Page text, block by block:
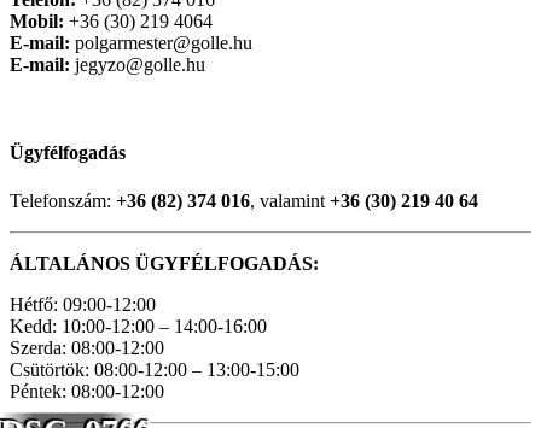
Mobil: +36 (30) 219 4064
E-mail: polgarmester@golle.hu
E-mail: jegyzo@golle.hu
Ügyfélfogadás
Telefonszám: +36 (82) 374 016, valamint +36 (30) 219 40 64
ÁLTALÁNOS ÜGYFÉLFOGADÁS:
Hétfő: 09:00-12:00
Kedd: 10:00-12:00 – 14:00-16:00
Szerda: 08:00-12:00
Csütörtök: 08:00-12:00 – 13:00-15:00
Péntek: 08:00-12:00